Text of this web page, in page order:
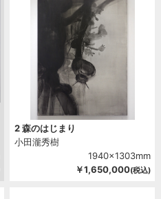
2 森のはじまり
小田瀧秀樹
1940x1303mm
￥1,650,000(税込)